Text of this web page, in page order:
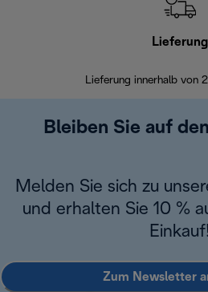
Lieferung
Lieferung innerhalb von
Bleiben Sie auf
Melden Sie sich zu
und erhalten Sie 10 %
Einkauf!
Zum Newsletter